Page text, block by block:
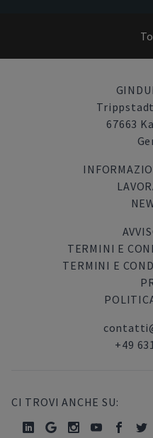
67663
TERMINI E
TERMINI E
+49
CI TROVI ANCHE SU: